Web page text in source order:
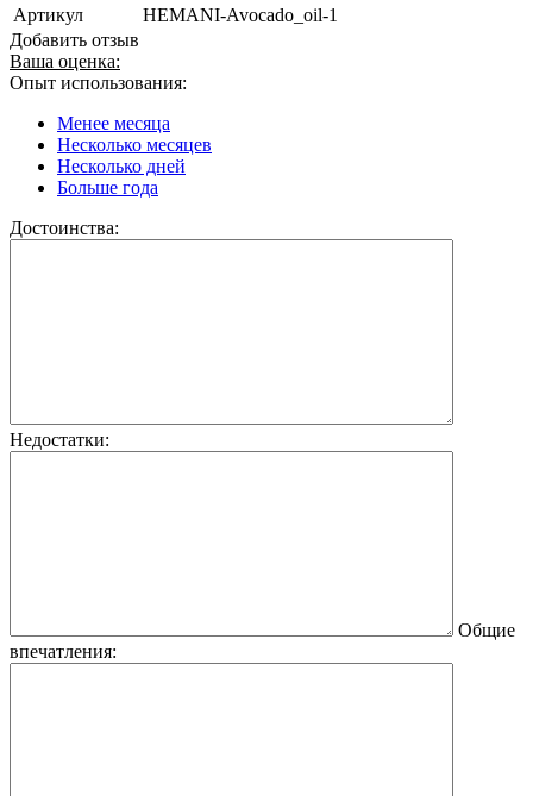
Артикул
HEMANI-Avocado_oil-1
Добавить отзыв
Ваша оценка:
Опыт использования:
Менее месяца
Несколько месяцев
Несколько дней
Больше года
Достоинства:
Недостатки:
Общие
впечатления: